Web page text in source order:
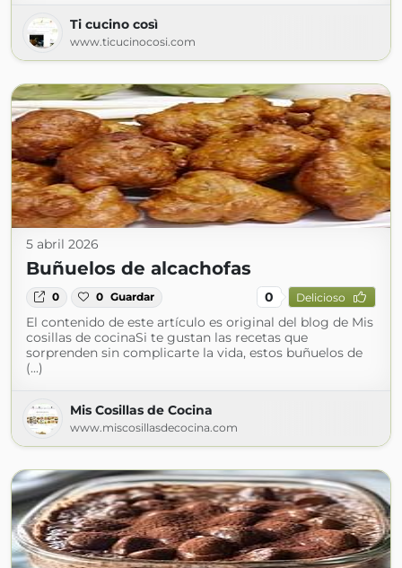
Ti cucino così
www.ticucinocosi.com
5 abril 2026
Buñuelos de alcachofas
0 0 Guardar 0 Delicioso
El contenido de este artículo es original del blog de Mis
cosillas de cocinaSi te gustan las recetas que
sorprenden sin complicarte la vida, estos buñuelos de
(...)
Mis Cosillas de Cocina
www.miscosillasdecocina.com